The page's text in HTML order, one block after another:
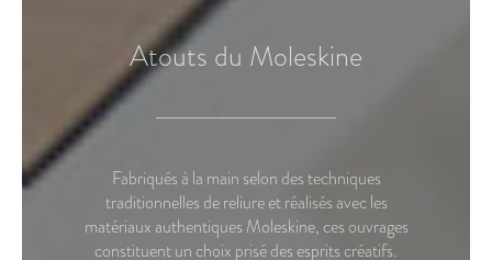
Atouts du Moleskine
Fabriqués à la main selon des techniques
traditionnelles de reliure et réalisés avec les
matériaux authentiques Moleskine, ces ouvrages
constituent un choix prisé des esprits créatifs.